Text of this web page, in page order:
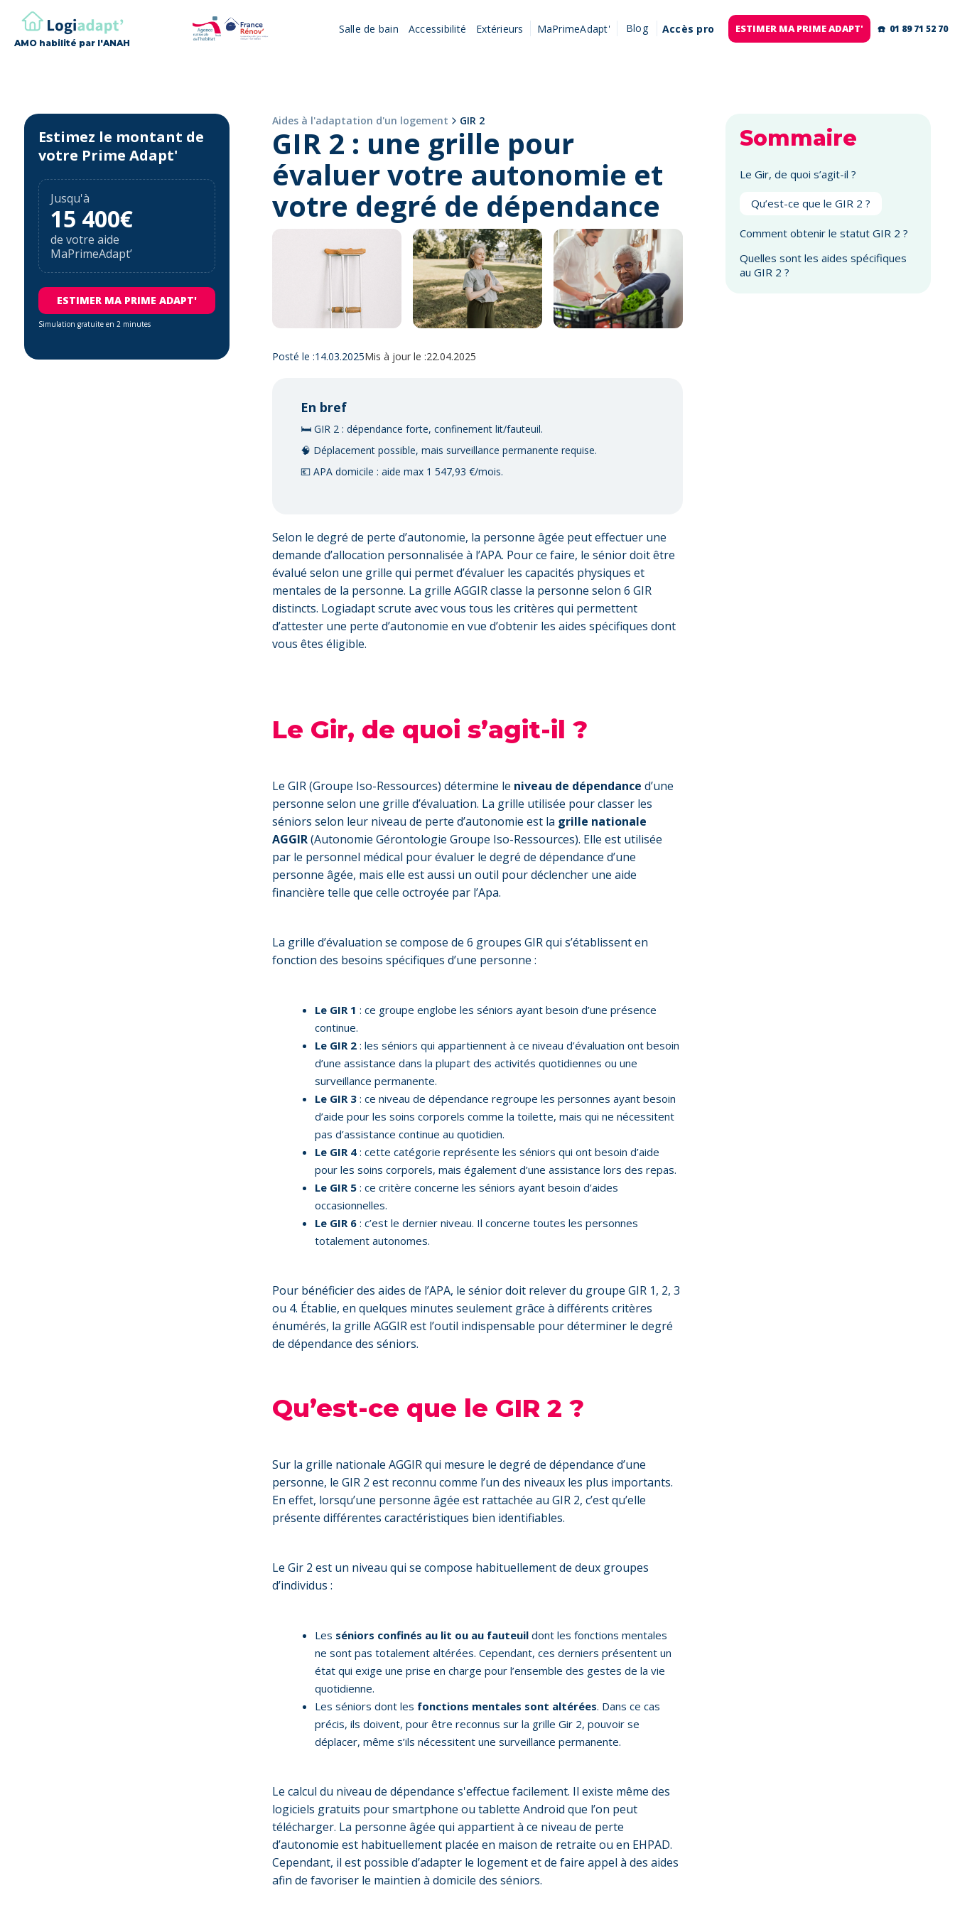
AMO habilité par l'ANAH
Salle de bain Accessibilité Extérieurs MaPrimeAdapt' Blog Accès pro ESTIMER MA PRIME ADAPT' ☎️ 01 89 71 52 70
Estimez le montant de
votre Prime Adapt'
Jusqu'à
15 400€
de votre aide
MaPrimeAdapt’
ESTIMER MA PRIME ADAPT'
Simulation gratuite en 2 minutes
Aides à l'adaptation d'un logement GIR 2
GIR 2 : une grille pour
évaluer votre autonomie et
votre degré de dépendance
Posté le :14.03.2025Mis à jour le :22.04.2025
En bref
🛏️ GIR 2 : dépendance forte, confinement lit/fauteuil.
🧠 Déplacement possible, mais surveillance permanente requise.
💶 APA domicile : aide max 1 547,93 €/mois.
Selon le degré de perte d’autonomie, la personne âgée peut effectuer une
demande d’allocation personnalisée à l’APA. Pour ce faire, le sénior doit être
évalué selon une grille qui permet d’évaluer les capacités physiques et
mentales de la personne. La grille AGGIR classe la personne selon 6 GIR
distincts. Logiadapt scrute avec vous tous les critères qui permettent
d’attester une perte d’autonomie en vue d’obtenir les aides spécifiques dont
vous êtes éligible.
Le Gir, de quoi s’agit-il ?
Le GIR (Groupe Iso-Ressources) détermine le niveau de dépendance d’une
personne selon une grille d’évaluation. La grille utilisée pour classer les
séniors selon leur niveau de perte d’autonomie est la grille nationale
AGGIR(Autonomie Gérontologie Groupe Iso-Ressources). Elle est utilisée
par le personnel médical pour évaluer le degré de dépendance d’une
personne âgée, mais elle est aussi un outil pour déclencher une aide
financière telle que celle octroyée par l’Apa.
La grille d’évaluation se compose de 6 groupes GIR qui s’établissent en
fonction des besoins spécifiques d’une personne :
Le GIR 1 : ce groupe englobe les séniors ayant besoin d’une présence
continue.
Le GIR 2: les séniors qui appartiennent à ce niveau d’évaluation ont besoin
d’une assistance dans la plupart des activités quotidiennes ou une
surveillance permanente.
Le GIR 3: ce niveau de dépendance regroupe les personnes ayant besoin
d’aide pour les soins corporels comme la toilette, mais qui ne nécessitent
pas d’assistance continue au quotidien.
Le GIR 4: cette catégorie représente les séniors qui ont besoin d’aide
pour les soins corporels, mais également d’une assistance lors des repas.
Le GIR 5: ce critère concerne les séniors ayant besoin d’aides
occasionnelles.
Le GIR 6: c’est le dernier niveau. Il concerne toutes les personnes
totalement autonomes.
Pour bénéficier des aides de l’APA, le sénior doit relever du groupe GIR 1, 2, 3
ou 4. Établie, en quelques minutes seulement grâce à différents critères
énumérés, la grille AGGIR est l’outil indispensable pour déterminer le degré
de dépendance des séniors.
Qu’est-ce que le GIR 2 ?
Sur la grille nationale AGGIR qui mesure le degré de dépendance d’une
personne, le GIR 2 est reconnu comme l’un des niveaux les plus importants.
En effet, lorsqu’une personne âgée est rattachée au GIR 2, c’est qu’elle
présente différentes caractéristiques bien identifiables.
Le Gir 2 est un niveau qui se compose habituellement de deux groupes
d’individus :
Les séniors confinés au lit ou au fauteuildont les fonctions mentales
ne sont pas totalement altérées. Cependant, ces derniers présentent un
état qui exige une prise en charge pour l’ensemble des gestes de la vie
quotidienne.
Les séniors dont les fonctions mentales sont altérées. Dans ce cas
précis, ils doivent, pour être reconnus sur la grille Gir 2, pouvoir se
déplacer, même s’ils nécessitent une surveillance permanente.
Le calcul du niveau de dépendance s'effectue facilement. Il existe même des
logiciels gratuits pour smartphone ou tablette Android que l’on peut
télécharger. La personne âgée qui appartient à ce niveau de perte
d’autonomie est habituellement placée en maison de retraite ou en EHPAD.
Cependant, il est possible d’adapter le logement et de faire appel à des aides
afin de favoriser le maintien à domicile des séniors.
Sommaire
Le Gir, de quoi s’agit-il ?
Qu’est-ce que le GIR 2 ?
Comment obtenir le statut GIR 2 ?
Quelles sont les aides spécifiques
au GIR 2 ?